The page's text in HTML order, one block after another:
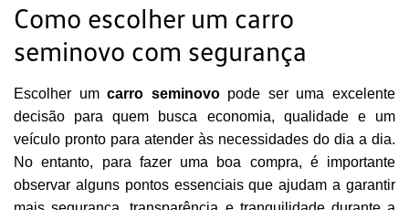
Como escolher um carro
seminovo com segurança
Escolher umcarro seminovopode ser uma excelente
decisão para quem busca economia, qualidade e um
veículo pronto para atender às necessidades do dia a dia.
No entanto, para fazer uma boa compra, é importante
observar alguns pontos essenciais que ajudam a garantir